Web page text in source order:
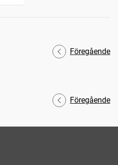
Föregående
Föregående